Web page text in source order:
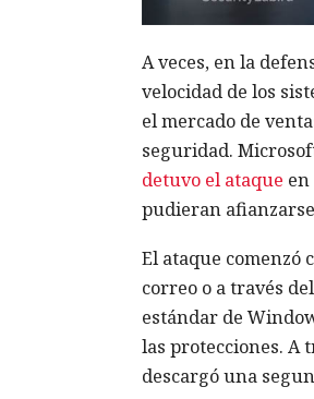
A veces, en la
velocidad de los
el mercado de
seguridad.
detuvo el ataque
pudieran
El ataque
correo o a través
estándar de
las protecciones. A
descargó una